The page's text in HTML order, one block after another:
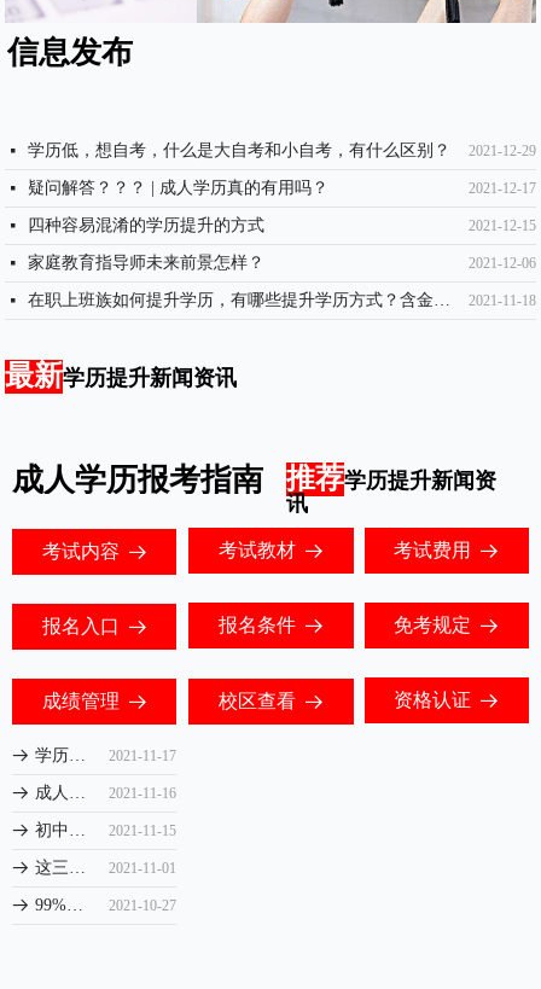
2021-12-29
넷 学历低，想自考，什么是大自考和小自考，有什么区别？
2021-12-17
넷 疑问解答？？？ | 成人学历真的有用吗？
2021-12-15
넷 四种容易混淆的学历提升的方式
2021-12-06
넷 家庭教育指导师未来前景怎样？
2021-11-18
넷 在职上班族如何提升学历，有哪些提升学历方式？含金量如何？
考试内容 뀠 考试教材 뀠 考试费用 뀠
报名入口 뀠 报名条件 뀠 免考规定 뀠
成绩管理 뀠 校区查看 뀠 资格认证 뀠
2021-11-17
뀠 学历提升如何识别靠谱机构？
2021-11-16
뀠 成人高考业余制和成人高考函授哪个更适合你？
2021-11-15
뀠 初中毕业如何提升学历？
2021-11-01
뀠 这三种专科学历提升的方式，你知道吗？
2021-10-27
뀠 99%的人不知道，原来自考本科和成人高考的区别是这样的...
最新学历提升新闻资讯
推荐学历提升新闻资
讯
成人学历报考指南
信息发布